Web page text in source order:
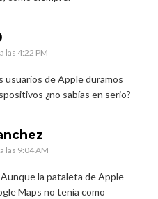
las 4:22 PM
usuarios de Apple duramos
¿no sabías en serio?
las 9:04 AM
la pataleta de Apple
Maps no tenia como